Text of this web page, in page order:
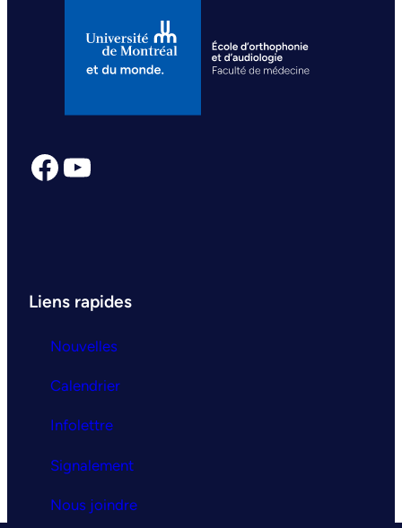
Facebook YouTube
Liens rapides
Nouvelles
Calendrier
Infolettre
Signalement
Nous joindre